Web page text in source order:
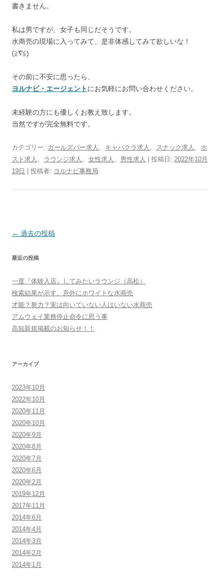
書きません。
私は男ですが、女子も同じだそうです。
水商売の現場に入ってみて、是非体感してみて欲しいな！
(≧∇≦)
その前に不安に思ったら、
ヨルナビ・エージェントにお気軽にお問い合わせください。
未経験の方にも優しくお教え致します。
当然ですが完全無料です。
カテゴリー: ガールズバー求人 キャバクラ求人 スナック求人
ホ
スト求人
ラウンジ求人 女性求人 男性求人 | 投稿日: 2022年10月
19日 | 投稿者: ヨルナビ事務局
投
ナ
ゲ
ー
シ
ョ
← 過去の投稿
最近の投稿
一度『体験入店』してみたいラウンジ（高松）
検索結果が示す、意外にホワイトな水商売
才能？努力？実は向いていない人はいない水商売
アムウェイ業務停止命令に思う事
高知新規掲載のお知らせ！！
アーカイブ
2023年10月
2022年10月
2020年11月
2020年10月
2020年9月
2020年8月
2020年7月
2020年6月
2020年2月
2019年12月
2017年11月
2014年6月
2014年4月
2014年3月
2014年2月
2014年1月